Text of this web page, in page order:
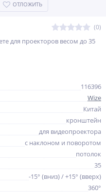
(0)
для проекторов весом до 35
ОТЛОЖИТЬ
116396
Wize
Китай
кронштейн
для видеопроектора
с наклоном и поворотом
потолок
35
-15° (вниз) / +15° (вверх)
360°